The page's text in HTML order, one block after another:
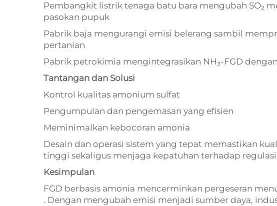
Pembangkit listrik tenaga batu bara mengubah SO₂
pasokan pupuk
Pabrik baja mengurangi emisi belerang sambil
pertanian
Pabrik petrokimia mengintegrasikan NH₃-FGD
Tantangan dan Solusi
Kontrol kualitas amonium sulfat
Pengumpulan dan pengemasan yang efisien
Meminimalkan kebocoran amonia
Desain dan operasi sistem yang tepat memastikan
tinggi sekaligus menjaga kepatuhan terhadap
Kesimpulan
FGD berbasis amonia mencerminkan pergeseran
. Dengan mengubah emisi menjadi sumber daya,